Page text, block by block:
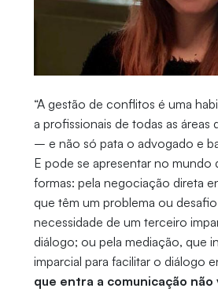
“A gestão de conflitos é uma
a profissionais de todas as
– e não só pata o advogado e
E pode se apresentar no mundo
formas: pela negociação direta
que têm um problema ou
necessidade de um terceiro
diálogo; ou pela mediação, que
imparcial para facilitar o diálogo
que entra a comunicação